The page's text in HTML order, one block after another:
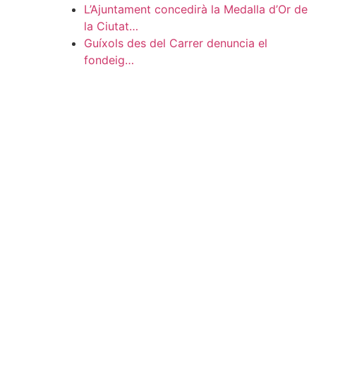
L’Ajuntament concedirà la Medalla d’Or de
la Ciutat…
Guíxols des del Carrer denuncia el
fondeig…